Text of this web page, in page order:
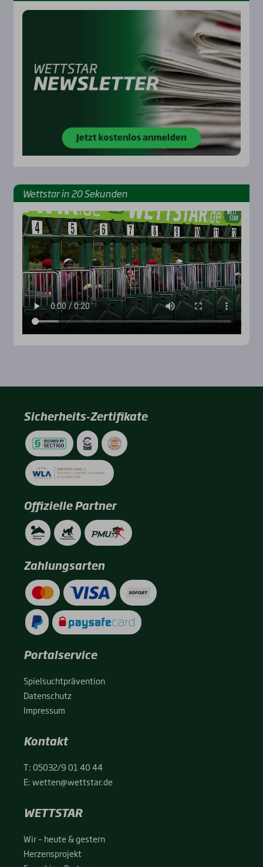
Wett­star in 20 Sekun­den
Sicherheits-Zertifikate
Offizielle Partner
Zahlungsarten
Portalservice
Spiel­sucht­prä­ven­ti­on
Daten­schutz
Impres­sum
Kontakt
T:05032/9 01 40 44
E:wetten@wettstar.de
WETTSTAR
Wir – heu­te & ges­tern
Her­zens­pro­jekt